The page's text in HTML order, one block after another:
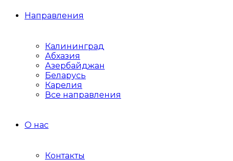
Направления
Калининград
Абхазия
Азербайджан
Беларусь
Карелия
Все направления
О нас
Контакты